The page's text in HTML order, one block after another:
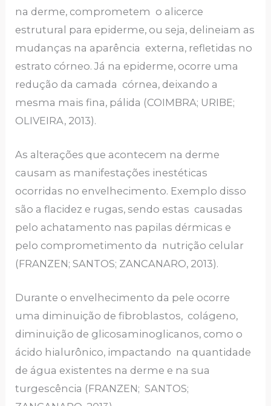
na derme, comprometem o alicerce
estrutural para epiderme, ou seja, delineiam as
mudanças na aparência externa, refletidas no
estrato córneo. Já na epiderme, ocorre uma
redução da camada córnea, deixando a
mesma mais fina, pálida (COIMBRA; URIBE;
OLIVEIRA, 2013).
As alterações que acontecem na derme
causam as manifestações inestéticas
ocorridas no envelhecimento. Exemplo disso
são a flacidez e rugas, sendo estas causadas
pelo achatamento nas papilas dérmicas e
pelo comprometimento da nutrição celular
(FRANZEN; SANTOS; ZANCANARO, 2013).
Durante o envelhecimento da pele ocorre
uma diminuição de fibroblastos, colágeno,
diminuição de glicosaminoglicanos, como o
ácido hialurônico, impactando na quantidade
de água existentes na derme e na sua
turgescência (FRANZEN; SANTOS;